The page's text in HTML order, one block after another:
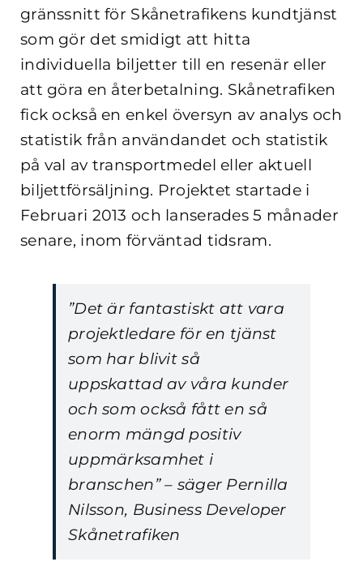
gränssnitt för Skånetrafikens kundtjänst
som gör det smidigt att hitta
individuella biljetter till en resenär eller
att göra en återbetalning. Skånetrafiken
fick också en enkel översyn av analys och
statistik från användandet och statistik
på val av transportmedel eller aktuell
biljettförsäljning. Projektet startade i
Februari 2013 och lanserades 5 månader
senare, inom förväntad tidsram.
”Det är fantastiskt att vara
projektledare för en tjänst
som har blivit så
uppskattad av våra kunder
och som också fått en så
enorm mängd positiv
uppmärksamhet i
branschen” – säger Pernilla
Nilsson, Business Developer
Skånetrafiken